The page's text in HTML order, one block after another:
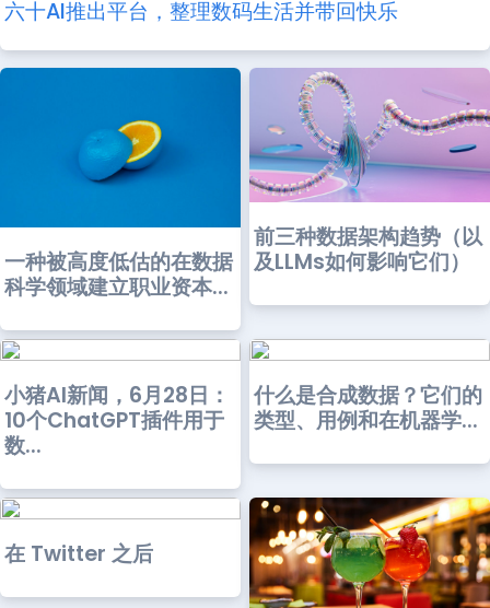
六十AI推出平台，整理数码生活并带回快乐
一种被高度低估的在数据
科学领域建立职业资本...
前三种数据架构趋势（以
及LLMs如何影响它们）
小猪AI新闻，6月28日：
10个ChatGPT插件用于
数...
什么是合成数据？它们的
类型、用例和在机器学...
在 Twitter 之后